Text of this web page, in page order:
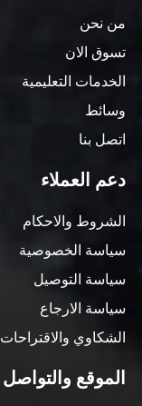
من نحن
تسوق الان
الخدمات التعليمية
وسائط
اتصل بنا
دعم العملاء
الشروط والاحكام
سياسة الخصوصية
سياسة التوصيل
سياسة الارجاع
الشكاوي والاقتراحات
الموقع والتواصل